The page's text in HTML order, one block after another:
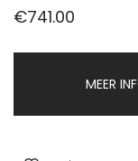
€741.00
MEER